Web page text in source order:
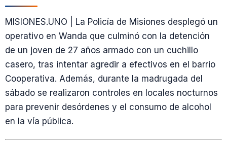
MISIONES.UNO | La Policía de Misiones desplegó un
operativo en Wanda que culminó con la detención
de un joven de 27 años armado con un cuchillo
casero, tras intentar agredir a efectivos en el barrio
Cooperativa. Además, durante la madrugada del
sábado se realizaron controles en locales nocturnos
para prevenir desórdenes y el consumo de alcohol
en la vía pública.